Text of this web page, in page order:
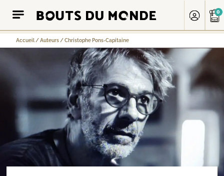
0
Accueil /Auteurs /Christophe Pons-Capitaine